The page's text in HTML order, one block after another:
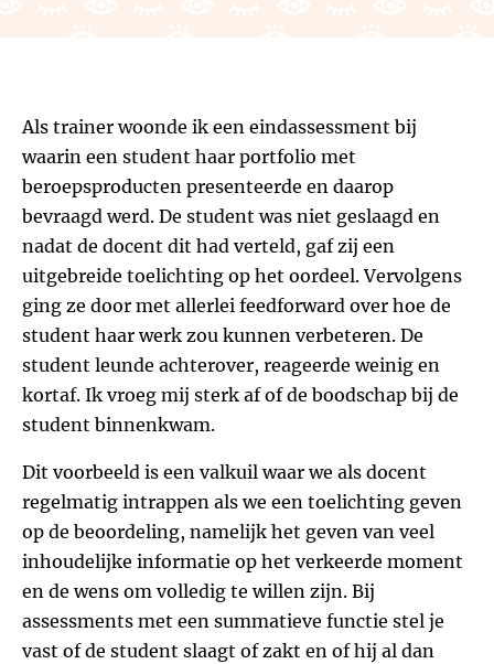
Als trainer woonde ik een eindassessment bij
waarin een student haar portfolio met
beroepsproducten presenteerde en daarop
bevraagd werd. De student was niet geslaagd en
nadat de docent dit had verteld, gaf zij een
uitgebreide toelichting op het oordeel. Vervolgens
ging ze door met allerlei feedforward over hoe de
student haar werk zou kunnen verbeteren. De
student leunde achterover, reageerde weinig en
kortaf. Ik vroeg mij sterk af of de boodschap bij de
student binnenkwam.
Dit voorbeeld is een valkuil waar we als docent
regelmatig intrappen als we een toelichting geven
op de beoordeling, namelijk het geven van veel
inhoudelijke informatie op het verkeerde moment
en de wens om volledig te willen zijn. Bij
assessments met een summatieve functie stel je
vast of de student slaagt of zakt en of hij al dan